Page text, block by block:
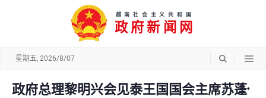
越南社会主义共和国
政府新闻网
星期五, 2026/8/07
政府总理黎明兴会见泰王国国会主席苏蓬·